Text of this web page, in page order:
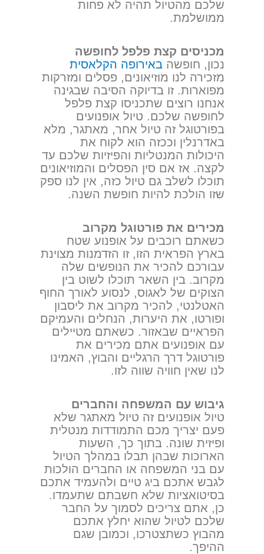
שלכם מהטיול תהיה לא פחות
ממושלמת.
מכניסים קצת פלפל לחופשה
נכון, חופשה באירופה הקלאסית
מזכירה לנו מוזיאונים, פסלים ומזרקות
מפוארות. זו בדיוקה הסיבה שבגינה
אנחנו רוצים שתכניסו קצת פלפל
לחופשה שלכם. טיול אופנועים
בפורטוגל זה טיול אחר, מאתגר, מלא
באדרנלין וככזה הוא לקוח את
היכולות המנטליות והפיזיות שלכם עד
לקצה. אז אם סין הפסלים והמוזיאונים
תוכלו לשלב גם טיול כזה, אין לנו ספק
שזו הולכת להיות חופשת השנה.
מכירים את פורטוגל מקרוב
כשאתם רוכבים על אופנוע שטח
בארץ הפראית הזו, זו הזדמנות מצוינת
עבורכם להכיר את הנופשים שלה
מקרוב. בין השאר תוכלו לשוט בין
הצוקים של לאגוס, לנסוע לאורך החוף
האטלנטי, להכיר מקרוב את ליסבון
ופורטו, את היערות, הנחלים והעמיקם
הפראיים שבאזור. כשאתם מטיילים
עם אופנועים אתם מכירים את
פורטוגל דרך הרגליים והבוץ, האמינו
לנו שאין חוויה שווה לזו.
גיבוש עם המשפחה והחברים
טיול אופנועים זה טיול מאתגר שלא
פעם יצריך מכם התמודדות מנטלית
ופיזית שונה. בתוך כך, השעות
הארוכות שבהן תבלו במהלך הטיול
עם בני המשפחה או החברים הולכות
לגבש אתכם ביג טיים ולהעמיד אתכם
בסיטואציות שלא חשבתם שתעמדו.
כן, אתם צריכים לסמוך על החבר
שלכם לטיול שהוא יחלץ אתכם
מהבוץ כשתצטרכו, וכמובן שגם
ההיפך.